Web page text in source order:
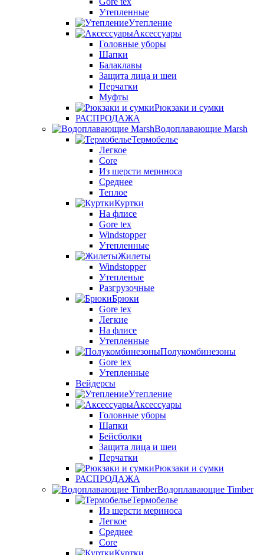
Утепленные
Утепление
Аксессуары
Головные уборы
Шапки
Балаклавы
Защита лица и шеи
Перчатки
Муфты
Рюкзаки и сумки
РАСПРОДАЖА
Водоплавающие Marsh
Термобелье
Легкое
Core
Из шерсти мериноса
Среднее
Теплое
Куртки
На флисе
Gore tex
Windstopper
Утепленные
Жилеты
Windstopper
Утепленые
Разгрузочные
Брюки
Gore tex
Легкие
На флисе
Утепленные
Полукомбинезоны
Gore tex
Утепленные
Вейдерсы
Утепление
Аксессуары
Головные уборы
Шапки
Бейсболки
Защита лица и шеи
Перчатки
Рюкзаки и сумки
РАСПРОДАЖА
Водоплавающие Timber
Термобелье
Из шерсти мериноса
Легкое
Среднее
Core
Куртки